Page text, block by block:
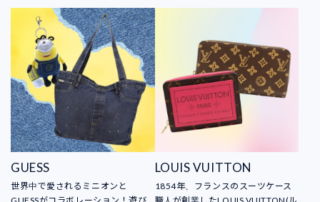
GUESS
世界中で愛されるミニオンと
GUESSがコラボレーション！遊び
LOUIS VUITTON
1854年、フランスのスーツケース
職人が創業したLOUIS VUITTON(ル